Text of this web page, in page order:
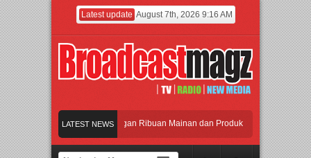
Latest update August 7th, 2026 9:16 AM
LATEST NEWS
Meramaikan Jakarta dengan Ribuan Mainan dan Produk Bayi dari Seluruh
Menjadi Gerbang Inovasi dan Peluang Bisnis Industri Gifts dan Housewares